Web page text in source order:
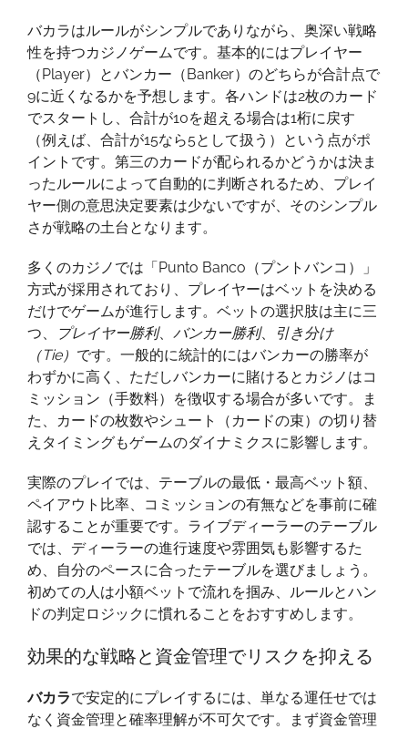
極
意：
初
心
者
か
ら
上
級
者
で
必
読
の
ガ
イ
ド
バカラはルールがシンプルでありながら、奥深い戦略
性を持つカジノゲームです。基本的にはプレイヤー
（Player）とバンカー（Banker）のどちらが合計点で
9に近くなるかを予想します。各ハンドは2枚のカード
でスタートし、合計が10を超える場合は1桁に戻す
（例えば、合計が15なら5として扱う）という点がポ
イントです。第三のカードが配られるかどうかは決ま
ったルールによって自動的に判断されるため、プレイ
ヤー側の意思決定要素は少ないですが、そのシンプル
さが戦略の土台となります。
多くのカジノでは「Punto Banco（プントバンコ）」
方式が採用されており、プレイヤーはベットを決める
だけでゲームが進行します。ベットの選択肢は主に三
つ、
プレイヤー勝利、 バンカー勝利、
引き分け
（Tie） です。一般的に統計的にはバンカーの勝率が
わずかに高く、ただしバンカーに賭けるとカジノはコ
ミッション（手数料）を徴収する場合が多いです。ま
た、カードの枚数やシュート（カードの束）の切り替
えタイミングもゲームのダイナミクスに影響します。
実際のプレイでは、テーブルの最低・最高ベット額、
ペイアウト比率、コミッションの有無などを事前に確
認することが重要です。ライブディーラーのテーブル
では、ディーラーの進行速度や雰囲気も影響するた
め、自分のペースに合ったテーブルを選びましょう。
初めての人は小額ベットで流れを掴み、ルールとハン
ドの判定ロジックに慣れることをおすすめします。
効果的な戦略と資金管理でリスクを抑える
バカラで安定的にプレイするには、単なる運任せでは
なく資金管理と確率理解が不可欠です。まず資金管理